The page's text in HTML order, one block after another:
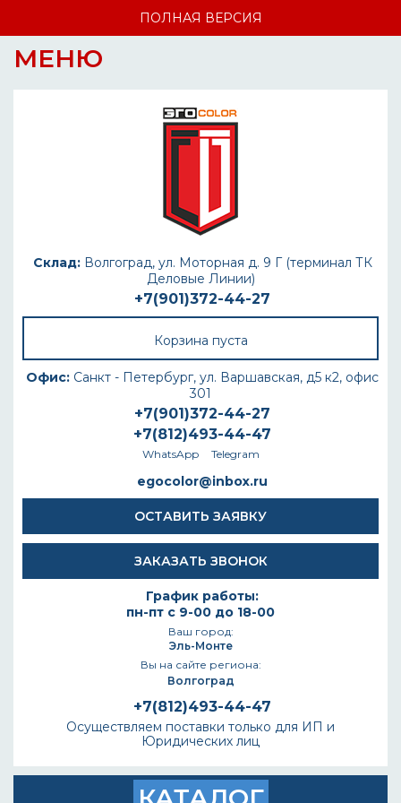
ПОЛНАЯ ВЕРСИЯ
МЕНЮ
Склад:Волгоград, ул. Моторная д. 9 Г (терминал ТК
Деловые Линии)
+7(901)372-44-27
Корзина пуста
Офис: Санкт - Петербург, ул. Варшавская, д5 к2, офис
301
+7(901)372-44-27
+7(812)493-44-47
WhatsApp Telegram
egocolor@inbox.ru
ОСТАВИТЬ ЗАЯВКУ
ЗАКАЗАТЬ ЗВОНОК
График работы:
пн-пт с 9-00 до 18-00
Ваш город:
Эль-Монте
Вы на сайте региона:
Волгоград
+7(812)493-44-47
Осуществляем поставки только для ИП и
Юридических лиц